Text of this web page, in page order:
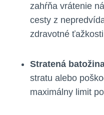
zahŕňa vrátenie
cesty z
zdravotné
Stratená
stratu alebo
maximálny limit